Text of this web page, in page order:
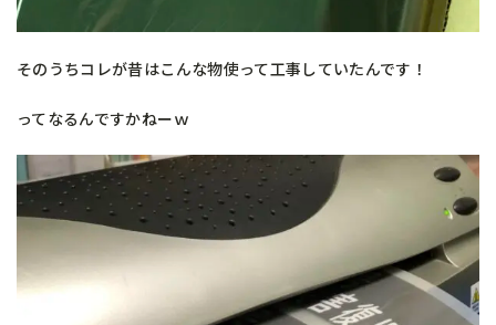
そのうちコレが昔はこんな物使って工事していたんです！
ってなるんですかねーｗ